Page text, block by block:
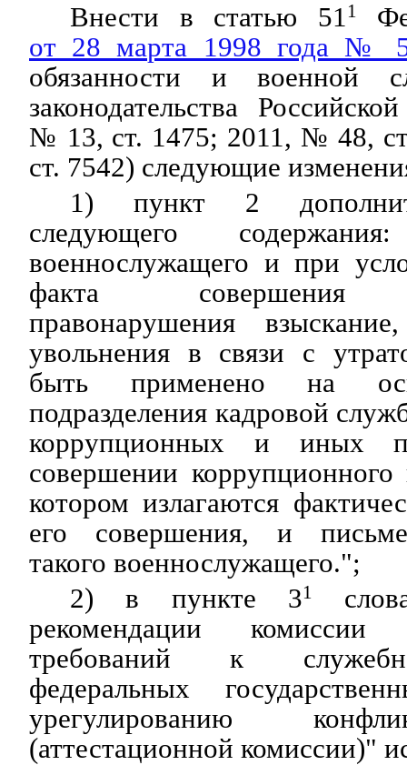
Внести в статью 511
от 28 марта 1998 года №
обязанности и военной
законодательства
№ 13, ст. 1475; 2011, № 48,
ст. 7542) следующие
1) пункт 2
следующего
военнослужащего и при
факта совершения
правонарушения
увольнения в связи с
быть применено на
подразделения кадровой
коррупционных и иных
совершении
котором излагаются
его совершения, и
такого военнослужащего.";
2) в пункте 31
рекомендации
требований к
федеральных
урегулированию
(аттестационной комиссии)"